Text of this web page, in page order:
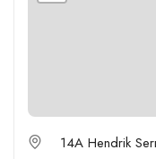
14A Hendrik